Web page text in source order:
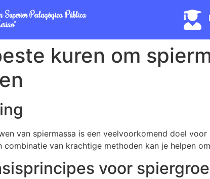
Superior Pedagógica Pública
kuren om
van spiermassa is een veelvoorkomend doel
combinatie van krachtige methoden kan je helpen
voor